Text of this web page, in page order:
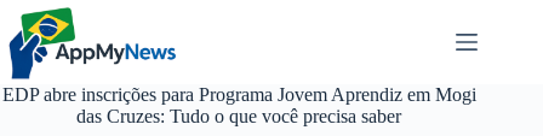
Pular
para
conteúdo
EDP abre inscrições para Programa Jovem Aprendiz em Mogi
das Cruzes: Tudo o que você precisa saber